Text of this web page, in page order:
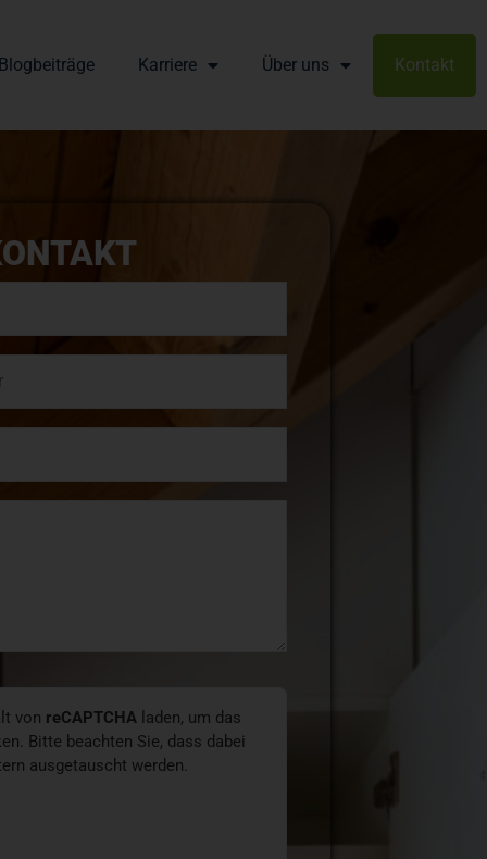
Karriere Über uns Kontakt
von reCAPTCHA laden, um das
Bitte beachten Sie, dass dabei
ausgetauscht werden.